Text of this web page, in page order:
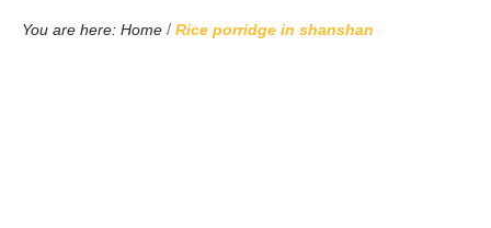
You are here: Home / Rice porridge in shanshan